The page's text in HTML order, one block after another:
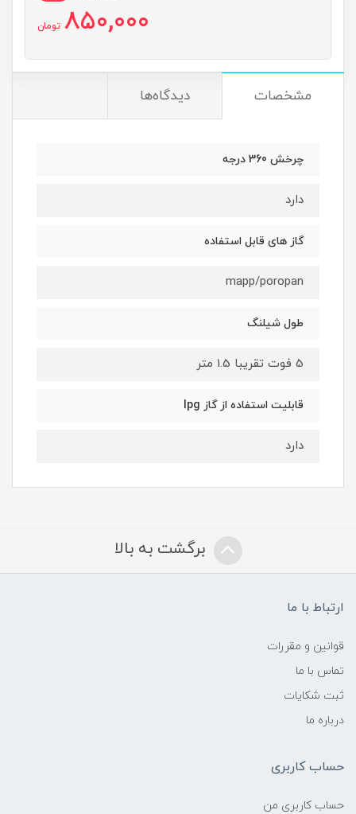
850,000 تومان
مشخصات دیدگاه‌ها
چرخش 360 درجه
دارد
گاز های قابل استفاده
mapp/poropan
طول شیلنگ
5 فوت تقریبا 1.5 متر
قابلیت استفاده از گاز lpg
دارد
برگشت به بالا
ارتباط با ما
قوانین و مقررات
تماس با ما
ثبت شکایات
درباره ما
حساب کاربری
حساب کاربری من